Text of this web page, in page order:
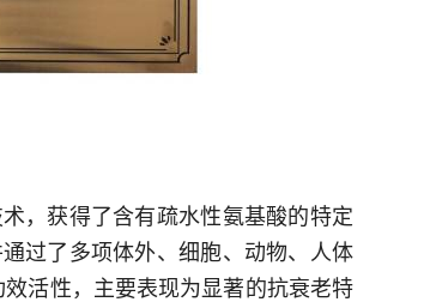
，获得了含有疏水性氨基酸的特定
过了多项体外、细胞、动物、人体
活性，主要表现为显著的抗衰老特